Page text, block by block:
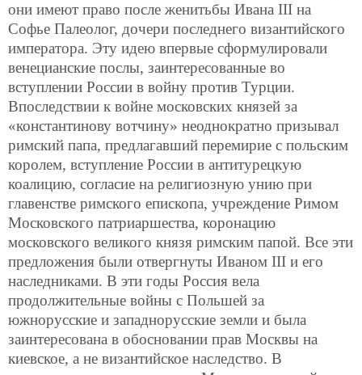
они имеют право после женитьбы Ивана III на
Софье Палеолог, дочери последнего византийского
императора. Эту идею впервые сформулировали
венецианские послы, заинтересованные во
вступлении России в войну против Турции.
Впоследствии к войне московских князей за
«константинову вотчину» неоднократно призывал
римский папа, предлагавший перемирие с польским
королем, вступление России в антитурецкую
коалицию, согласие на религиозную унию при
главенстве римского епископа, учреждение Римом
Московского патриаршества, коронацию
московского великого князя римским папой. Все эти
предложения были отвергнуты Иваном III и его
наследниками. В эти годы Россия вела
продолжительные войны с Польшей за
южнорусские и западнорусские земли и была
заинтересована в обосновании прав Москвы на
киевское, а не византийское наследство. В